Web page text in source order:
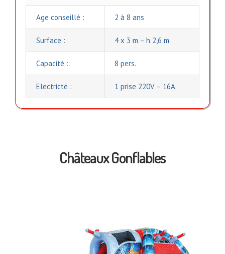
Age conseillé : 2 à 8 ans
Surface : 4 x 3 m – h 2,6 m
Capacité : 8 pers.
Electricté : 1 prise 220V – 16A.
Châteaux Gonflables